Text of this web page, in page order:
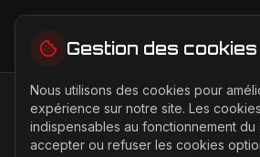
FERRARI PASSION
Gestion des cookies
Nous utilisons des cookies pour
expérience sur notre site. Les
indispensables au fonctionnement du
accepter ou refuser les cookies